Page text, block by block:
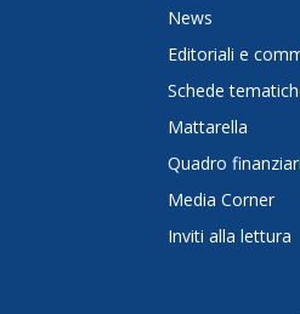
News
Editoriali e
Schede
Mattarella
Quadro
Media Corner
Inviti alla lettura